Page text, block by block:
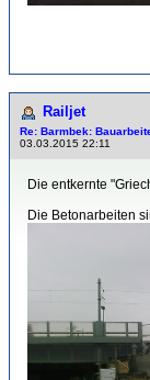
Railjet
Re: Barmbek:
03.03.2015 22:11
Die entkernte
Die Betonarbeiten